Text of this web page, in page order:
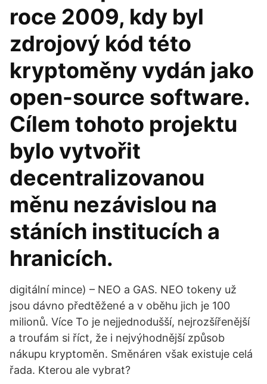
roce 2009, kdy byl
zdrojový kód této
kryptoměny vydán jako
open-source software.
Cílem tohoto projektu
bylo vytvořit
decentralizovanou
měnu nezávislou na
stáních institucích a
hranicích.
digitální mince) – NEO a GAS. NEO tokeny už
jsou dávno předtěžené a v oběhu jich je 100
milionů. Více To je nejjednodušší, nejrozšířenější
a troufám si říct, že i nejvýhodnější způsob
nákupu kryptoměn. Směnáren však existuje celá
řada. Kterou ale vybrat?